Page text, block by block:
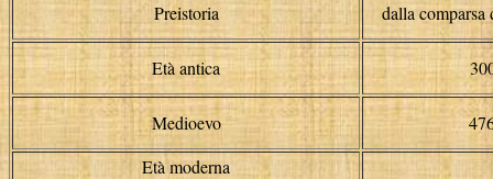
Preistoria
dalla
Età antica
Medioevo
Età moderna